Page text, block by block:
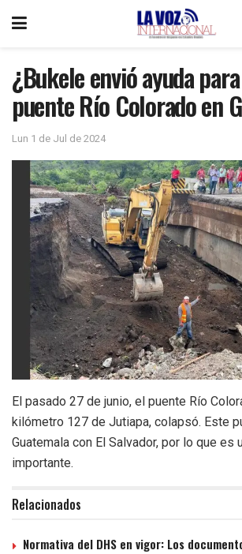
¿Bukele envió ayuda
puente Río Colorado en
Lun 1 de Jul de 2024
El pasado 27 de junio, el puente Río
kilómetro 127 de Jutiapa, colapsó. Este
Guatemala con El Salvador, por lo que es
importante.
Relacionados
Normativa del DHS en vigor: Los